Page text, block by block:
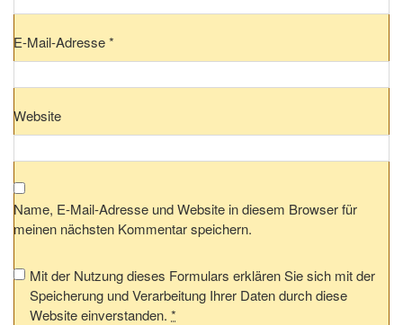
E-Mail-Adresse*
Website
Name, E-Mail-Adresse und Website in diesem Browser für
meinen nächsten Kommentar speichern.
Mit der Nutzung dieses Formulars erklären Sie sich mit der
Speicherung und Verarbeitung Ihrer Daten durch diese
Website einverstanden. *